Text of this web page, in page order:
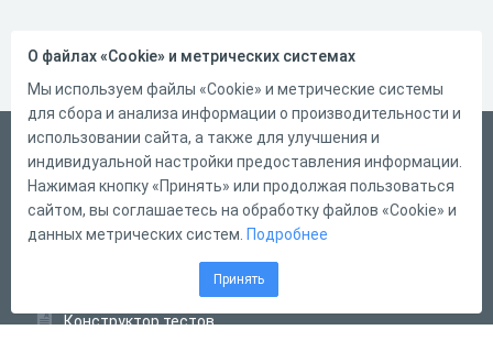
Русский
Справка
Форма обратной связи
Конструктор тестов
О файлах «Cookie» и метрических системах
Мы используем файлы «Cookie» и метрические системы
для сбора и анализа информации о производительности и
использовании сайта, а также для улучшения и
индивидуальной настройки предоставления информации.
Нажимая кнопку «Принять» или продолжая пользоваться
сайтом, вы соглашаетесь на обработку файлов «Cookie» и
данных метрических систем. Подробнее
Принять